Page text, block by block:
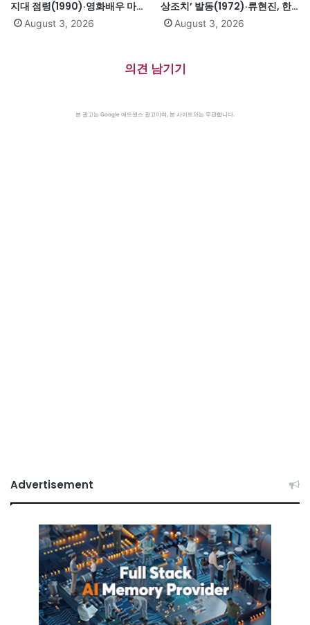
지대 점령(1990)·영화배우 마릴
린 먼로 의문의 죽음(1962)
August 3, 2026
상조치’ 발동(1972)·류현진, 한
국인 메이저리그 신인 첫 10승
(2013)·핵잠수함 노틸러스호, 잠
친 별세(2008)
August 3, 2026
의견 남기기
본 광고는 Google 애드센스 광고이며, 본 사이트와는 무관합니다.
Advertisement